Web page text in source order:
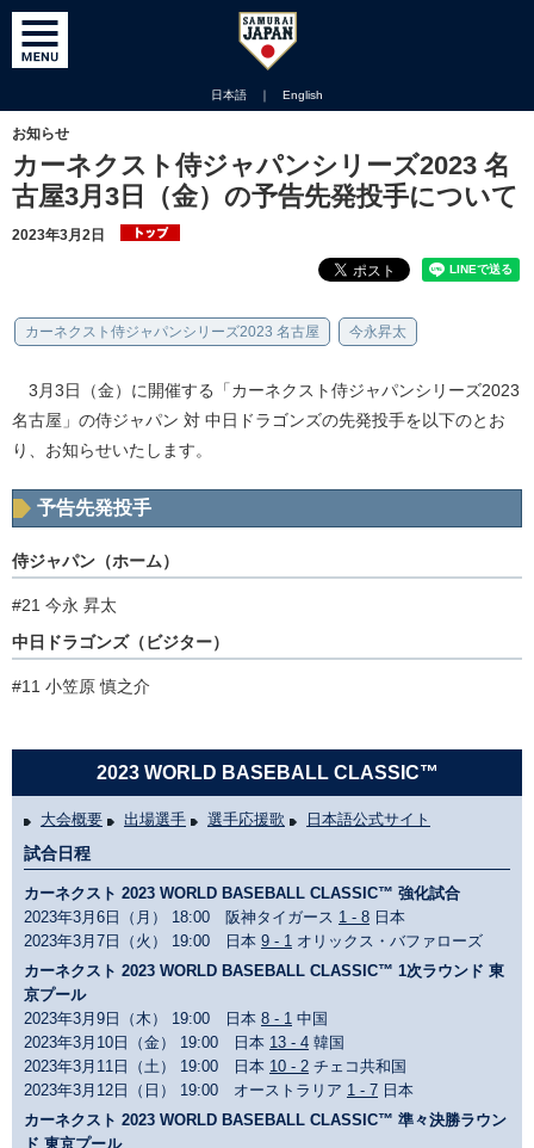
日本語 ｜ English
お知らせ
カーネクスト侍ジャパンシリーズ2023 名
古屋3月3日（金）の予告先発投手について
2023年3月2日
カーネクスト侍ジャパンシリーズ2023 名古屋 今永昇太
3月3日（金）に開催する「カーネクスト侍ジャパンシリーズ2023
名古屋」の侍ジャパン 対 中日ドラゴンズの先発投手を以下のとお
り、お知らせいたします。
予告先発投手
侍ジャパン（ホーム）
#21 今永 昇太
中日ドラゴンズ（ビジター）
#11 小笠原 慎之介
2023 WORLD BASEBALL CLASSIC™
大会概要 出場選手 選手応援歌 日本語公式サイト
試合日程
カーネクスト 2023 WORLD BASEBALL CLASSIC™ 強化試合
2023年3月6日（月） 18:00 阪神タイガース 1 - 8 日本
2023年3月7日（火） 19:00 日本 9 - 1 オリックス・バファローズ
カーネクスト 2023 WORLD BASEBALL CLASSIC™ 1次ラウンド 東
京プール
2023年3月9日（木） 19:00 日本 8 - 1 中国
2023年3月10日（金） 19:00 日本 13 - 4 韓国
2023年3月11日（土） 19:00 日本 10 - 2 チェコ共和国
2023年3月12日（日） 19:00 オーストラリア 1 - 7 日本
カーネクスト 2023 WORLD BASEBALL CLASSIC™ 準々決勝ラウン
ド 東京プール